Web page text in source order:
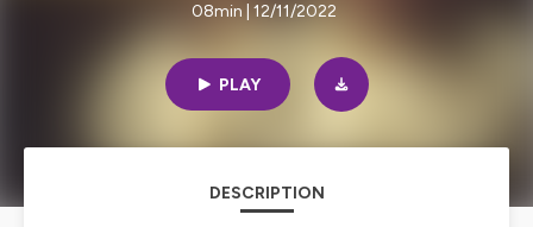
08min | 12/11/2022
PLAY
DESCRIPTION